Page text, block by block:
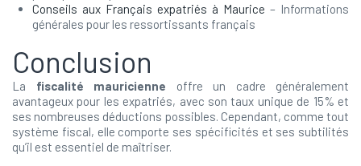
Conseils aux Français expatriés à Maurice – Informations
générales pour les ressortissants français
Conclusion
La fiscalité mauricienne offre un cadre généralement
avantageux pour les expatriés, avec son taux unique de 15% et
ses nombreuses déductions possibles. Cependant, comme tout
système fiscal, elle comporte ses spécificités et ses subtilités
qu’il est essentiel de maîtriser.